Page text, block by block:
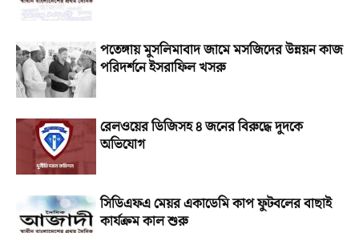
পতেঙ্গায় মুসলিমাবাদ জামে মসজিদের উন্নয়ন কাজ
পরিদর্শনে ইসরাফিল খসরু
রেলওয়ের ডিজিসহ ৪ জনের বিরুদ্ধে দুদকে
অভিযোগ
সিডিএফএ মেয়র একাডেমি কাপ ফুটবলের বাছাই
কার্যক্রম কাল শুরু